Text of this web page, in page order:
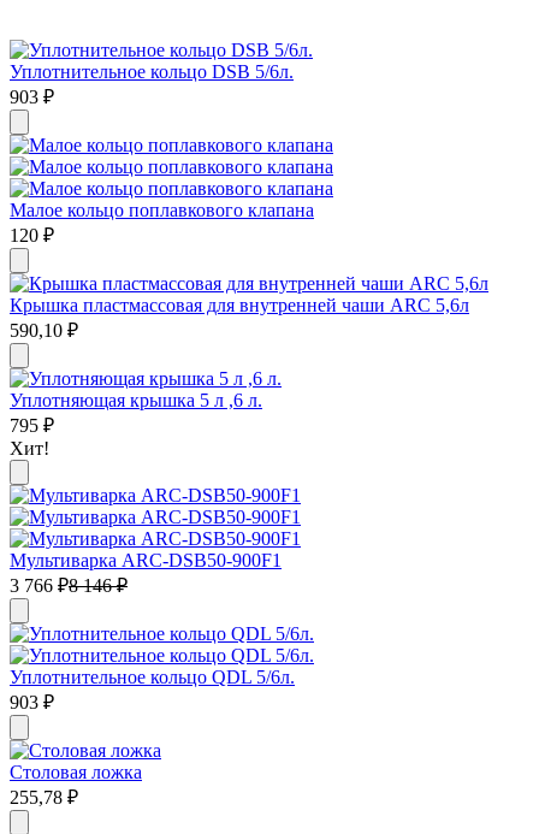
Уплотнительное кольцо DSB 5/6л.
903 ₽
Малое кольцо поплавкового клапана
120 ₽
Крышка пластмассовая для внутренней чаши ARC 5,6л
590,10 ₽
Уплотняющая крышка 5 л ,6 л.
795 ₽
Хит!
Мультиварка ARC-DSB50-900F1
3 766 ₽8 146₽
Уплотнительное кольцо QDL 5/6л.
903 ₽
Столовая ложка
255,78 ₽